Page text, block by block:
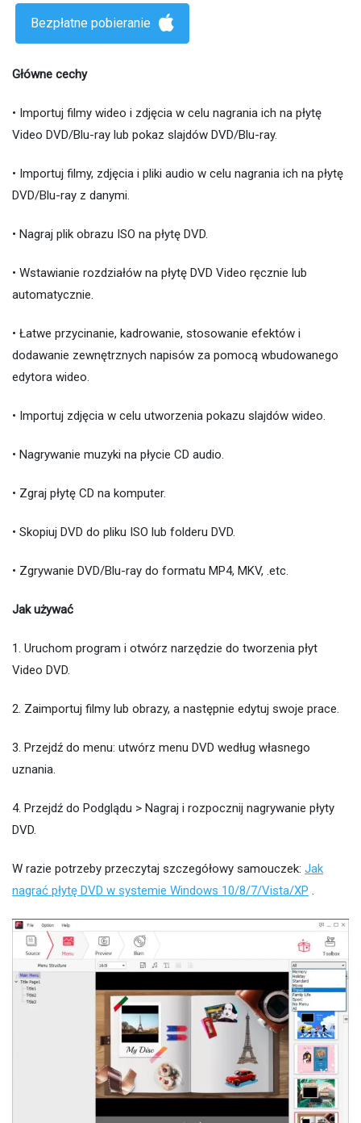
Bezpłatne pobieranie
Główne cechy
• Importuj filmy wideo i zdjęcia w celu nagrania ich na płytę
Video DVD/Blu-ray lub pokaz slajdów DVD/Blu-ray.
• Importuj filmy, zdjęcia i pliki audio w celu nagrania ich na płytę
DVD/Blu-ray z danymi.
• Nagraj plik obrazu ISO na płytę DVD.
• Wstawianie rozdziałów na płytę DVD Video ręcznie lub
automatycznie.
• Łatwe przycinanie, kadrowanie, stosowanie efektów i
dodawanie zewnętrznych napisów za pomocą wbudowanego
edytora wideo.
• Importuj zdjęcia w celu utworzenia pokazu slajdów wideo.
• Nagrywanie muzyki na płycie CD audio.
• Zgraj płytę CD na komputer.
• Skopiuj DVD do pliku ISO lub folderu DVD.
• Zgrywanie DVD/Blu-ray do formatu MP4, MKV, .etc.
Jak używać
1. Uruchom program i otwórz narzędzie do tworzenia płyt
Video DVD.
2. Zaimportuj filmy lub obrazy, a następnie edytuj swoje prace.
3. Przejdź do menu: utwórz menu DVD według własnego
uznania.
4. Przejdź do Podglądu > Nagraj i rozpocznij nagrywanie płyty
DVD.
W razie potrzeby przeczytaj szczegółowy samouczek: Jak
nagrać płytę DVD w systemie Windows 10/8/7/Vista/XP